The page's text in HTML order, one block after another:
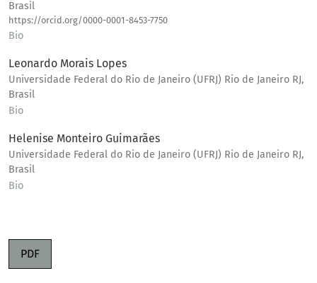
Brasil
https://orcid.org/0000-0001-8453-7750
Bio
Leonardo Morais Lopes
Universidade Federal do Rio de Janeiro (UFRJ) Rio de Janeiro RJ,
Brasil
Bio
Helenise Monteiro Guimarães
Universidade Federal do Rio de Janeiro (UFRJ) Rio de Janeiro RJ,
Brasil
Bio
PDF